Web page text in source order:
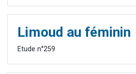
Limoud au féminin
Etude n°259